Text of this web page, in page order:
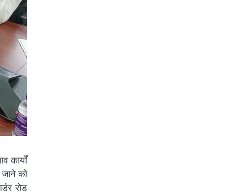
कार्यों
को
रोड